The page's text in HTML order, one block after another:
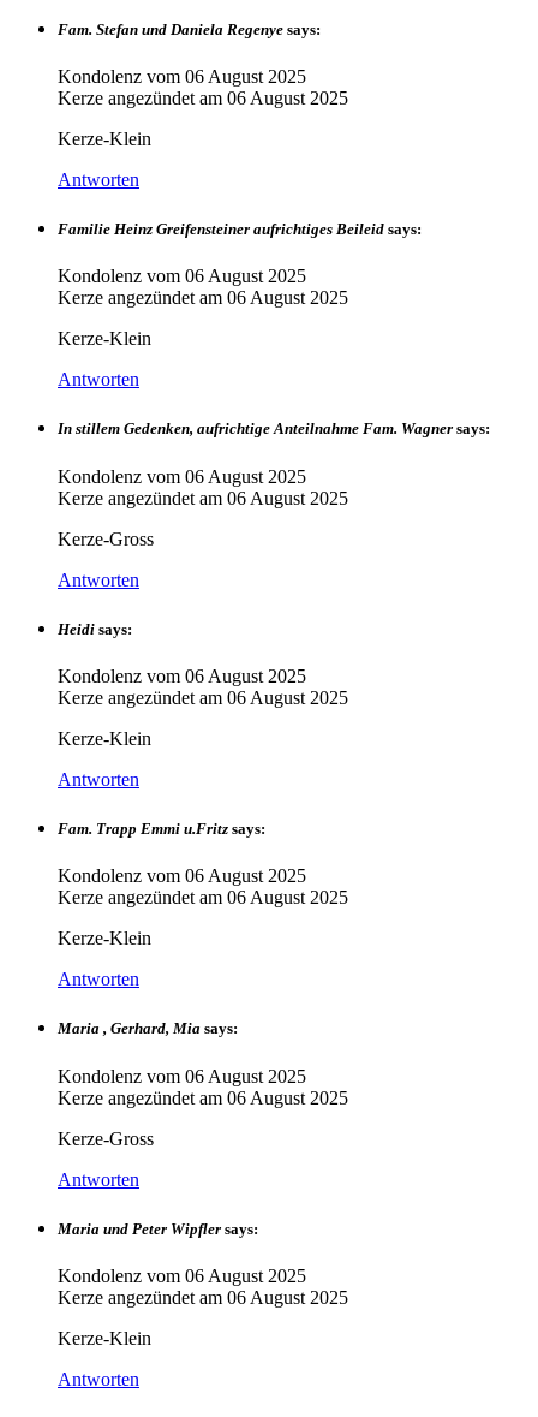
Fam. Stefan und Daniela Regenye says:
Kondolenz vom 06 August 2025
Kerze angezündet am 06 August 2025
Kerze-Klein
Antworten
Familie Heinz Greifensteiner aufrichtiges Beileid says:
Kondolenz vom 06 August 2025
Kerze angezündet am 06 August 2025
Kerze-Klein
Antworten
In stillem Gedenken, aufrichtige Anteilnahme Fam. Wagner says:
Kondolenz vom 06 August 2025
Kerze angezündet am 06 August 2025
Kerze-Gross
Antworten
Heidi says:
Kondolenz vom 06 August 2025
Kerze angezündet am 06 August 2025
Kerze-Klein
Antworten
Fam. Trapp Emmi u.Fritz says:
Kondolenz vom 06 August 2025
Kerze angezündet am 06 August 2025
Kerze-Klein
Antworten
Maria , Gerhard, Mia says:
Kondolenz vom 06 August 2025
Kerze angezündet am 06 August 2025
Kerze-Gross
Antworten
Maria und Peter Wipfler says:
Kondolenz vom 06 August 2025
Kerze angezündet am 06 August 2025
Kerze-Klein
Antworten